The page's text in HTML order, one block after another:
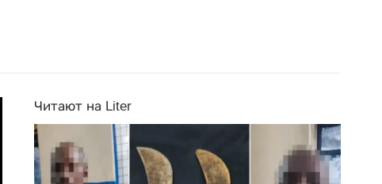
Читают на Liter